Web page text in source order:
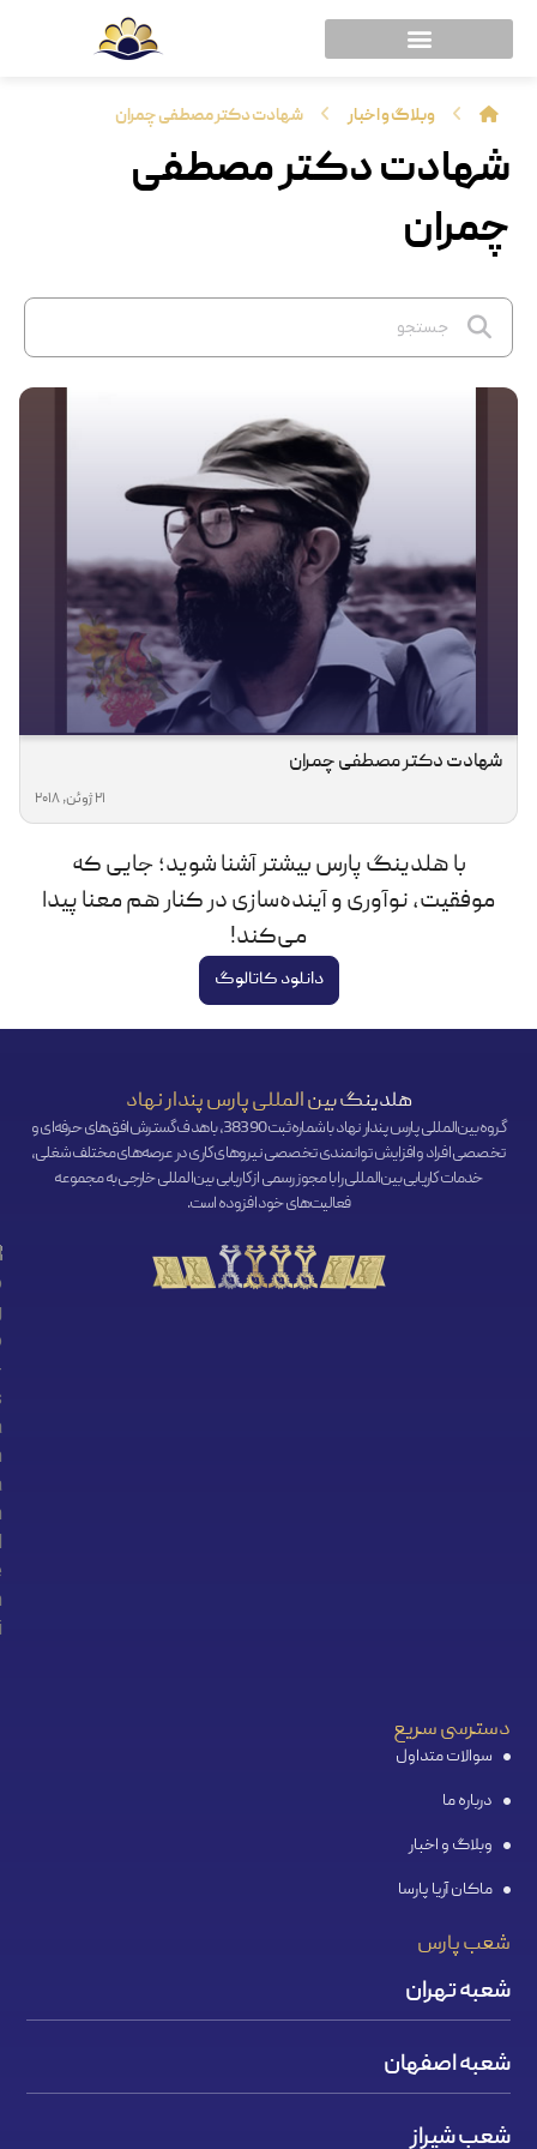
وبلاگ و اخبار شهادت دکتر مصطفی چمران
شهادت دکتر مصطفی
چمران
شهادت دکتر مصطفی چمران
21 ژوئن, 2018
با هلدینگ پارس بیشتر آشنا شوید؛ جایی که
موفقیت، نوآوری و آینده‌سازی در کنار هم معنا پیدا
می‌کند!
دانلود کاتالوگ
هلدینگ بین المللی پارس پندار نهاد
گروه بین‌المللی پارس پندار نهاد با شماره ثبت 38390، با هدف گسترش افق‌‌های حرفه‌ای و
تخصصی افراد و افزایش توانمندی تخصصی نیروهای کاری در عرصه‌های مختلف شغلی،
خدمات کاریابی بین‌المللی را با مجوز رسمی از کاریابی بین‌المللی خارجی به مجموعه
فعالیت‌های خود افزوده است.
دسترسی سریع
سوالات متداول
درباره ما
وبلاگ و اخبار
ماکان آریا پارسا
شعب پارس
شعبه تهران
شعبه اصفهان
شعب شیراز